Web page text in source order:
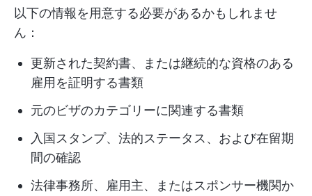
以下の情報を用意する必要があるかもしれませ
ん：
更新された契約書、または継続的な資格のある
雇用を証明する書類
元のビザのカテゴリーに関連する書類
入国スタンプ、法的ステータス、および在留期
間の確認
法律事務所、雇用主、またはスポンサー機関か